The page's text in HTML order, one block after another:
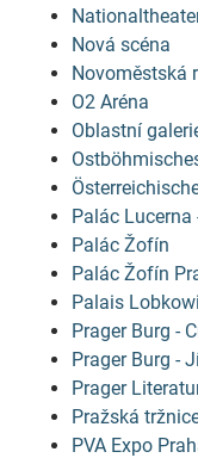
Nová scéna
Novoměstská
O2 Aréna
Oblastní
Palác Lucerna
Palác Žofín
Palác Žofín
Palais
Prager Burg -
Prager Burg -
Prager
Pražská
PVA Expo